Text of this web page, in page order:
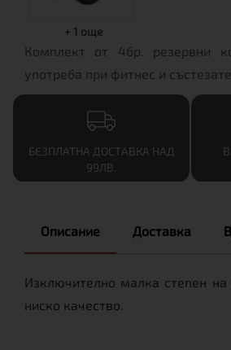
+ 1 още
Комплект от 4бр. резервни
употреба при фитнес и
БЕЗПЛАТНА ДОСТАВКА НАД
99ЛВ.
Описание Доставка
Изключително малка степен на
ниско качество.